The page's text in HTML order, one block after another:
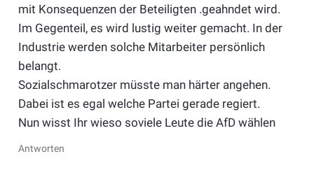
mit Konsequenzen der Beteiligten .geahndet wird.
Im Gegenteil, es wird lustig weiter gemacht. In der
Industrie werden solche Mitarbeiter persönlich
belangt.
Sozialschmarotzer müsste man härter angehen.
Dabei ist es egal welche Partei gerade regiert.
Nun wisst Ihr wieso soviele Leute die AfD wählen
Antworten